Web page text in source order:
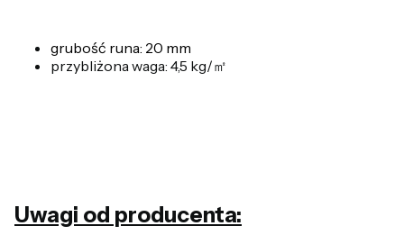
grubość runa: 20 mm
przybliżona waga: 4,5 kg/㎡
Uwagi od producenta: